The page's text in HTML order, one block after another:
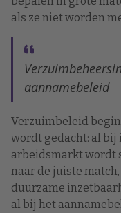
als ze niet worden
aannamebeleid
Verzuimbeleid
wordt gedacht: al bij
arbeidsmarkt wordt
naar de juiste
duurzame
al bij het